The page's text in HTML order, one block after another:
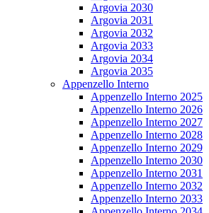
Argovia 2030
Argovia 2031
Argovia 2032
Argovia 2033
Argovia 2034
Argovia 2035
Appenzello Interno
Appenzello Interno 2025
Appenzello Interno 2026
Appenzello Interno 2027
Appenzello Interno 2028
Appenzello Interno 2029
Appenzello Interno 2030
Appenzello Interno 2031
Appenzello Interno 2032
Appenzello Interno 2033